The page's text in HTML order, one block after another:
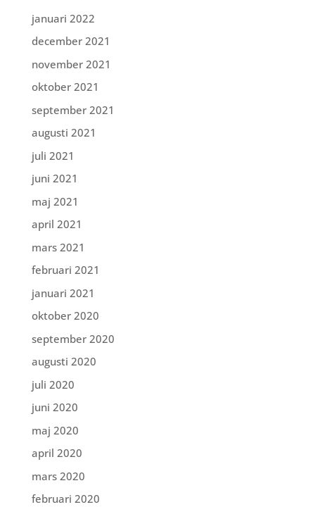
januari 2022
december 2021
november 2021
oktober 2021
september 2021
augusti 2021
juli 2021
juni 2021
maj 2021
april 2021
mars 2021
februari 2021
januari 2021
oktober 2020
september 2020
augusti 2020
juli 2020
juni 2020
maj 2020
april 2020
mars 2020
februari 2020